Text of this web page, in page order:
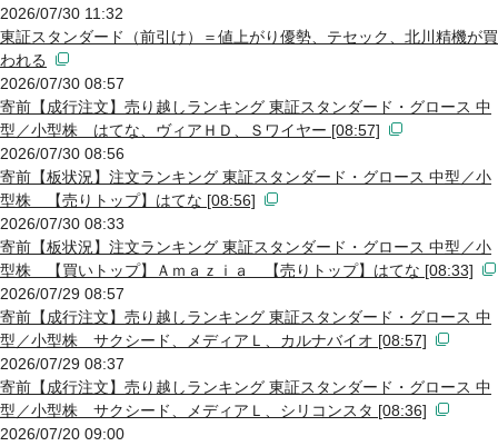
2026/07/30 11:32
東証スタンダード（前引け）＝値上がり優勢、テセック、北川精機が買
われる
2026/07/30 08:57
寄前【成行注文】売り越しランキング 東証スタンダード・グロース 中
型／小型株 はてな、ヴィアＨＤ、Ｓワイヤー [08:57]
2026/07/30 08:56
寄前【板状況】注文ランキング 東証スタンダード・グロース 中型／小
型株 【売りトップ】はてな [08:56]
2026/07/30 08:33
寄前【板状況】注文ランキング 東証スタンダード・グロース 中型／小
型株 【買いトップ】Ａｍａｚｉａ 【売りトップ】はてな [08:33]
2026/07/29 08:57
寄前【成行注文】売り越しランキング 東証スタンダード・グロース 中
型／小型株 サクシード、メディアＬ、カルナバイオ [08:57]
2026/07/29 08:37
寄前【成行注文】売り越しランキング 東証スタンダード・グロース 中
型／小型株 サクシード、メディアＬ、シリコンスタ [08:36]
2026/07/20 09:00